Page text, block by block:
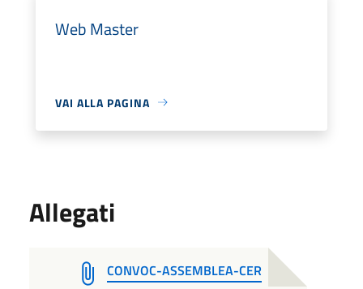
Web Master
VAI ALLA PAGINA
Allegati
CONVOC-ASSEMBLEA-CER